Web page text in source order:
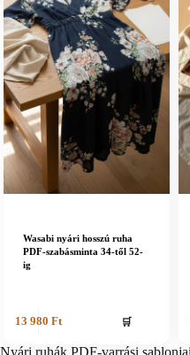
Wasabi nyári hosszú ruha
PDF-szabásminta 34-től 52-
ig
13 980 Ft 🛒
Nyári ruhák PDF-varrási